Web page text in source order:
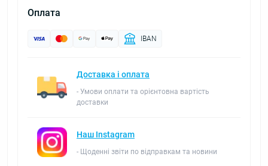
Оплата
IBAN
Доставка і оплата
- Умови оплати та орієнтовна вартість
доставки
Наш Instagram
- Щоденні звіти по відправкам та новини